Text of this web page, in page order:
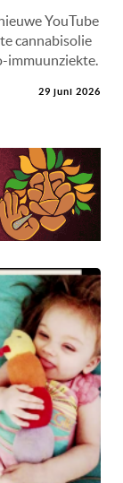
YouTube
cannabisolie
immuunziekte.
29 juni 2026